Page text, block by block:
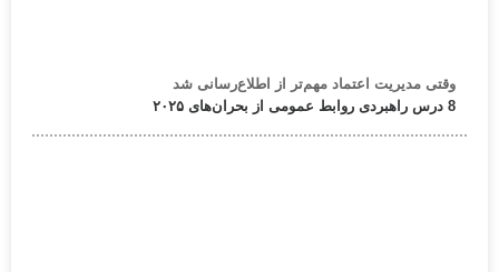
وقتی مدیریت اعتماد مهم‌تر از اطلاع‌رسانی شد
8 درس راهبردی روابط عمومی از بحران‌های ۲۰۲۵